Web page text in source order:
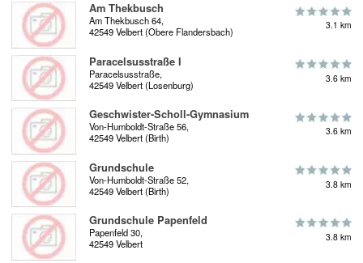
Am Thekbusch
Am Thekbusch 64,
42549 Velbert (Obere Flandersbach)
3.1 km
Paracelsusstraße I
Paracelsusstraße,
42549 Velbert (Losenburg)
3.6 km
Geschwister-Scholl-Gymnasium
Von-Humboldt-Straße 56,
42549 Velbert (Birth)
3.6 km
Grundschule
Von-Humboldt-Straße 52,
42549 Velbert (Birth)
3.8 km
Grundschule Papenfeld
Papenfeld 30,
42549 Velbert
3.8 km